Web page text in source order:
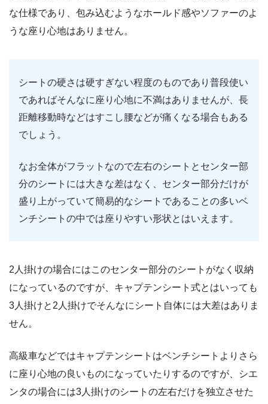
な仕様であり、包み込むようなホールド感やソファーのよ
うな座り心地はありません。
シートの硬さは硬すぎない程度のものであり普段使い
であればそんなに座り心地に不満はありませんが、長
距離移動時などはすこし腰などが痛くなる場合もある
でしょう。
なお全体がフラットなので左右のシートとセンター部
分のシートには大きな差はなく、センター部分だけが
盛り上がっていて簡易的なシートであることの多いベ
ンチシートの中では座りやすい形状とはいえます。
2人掛けの場合にはこのセンター部分のシートがなく収納
になっているのですが、キャプテンシート式とはいっても
3人掛けと2人掛けでそんなにシート自体には大差はありま
せん。
高級車などではキャプテンシートはベンチシートよりさら
に座り心地の良いものになっていたりするのですが、シエ
ンタの場合には3人掛けのシートの左右だけを独立させた